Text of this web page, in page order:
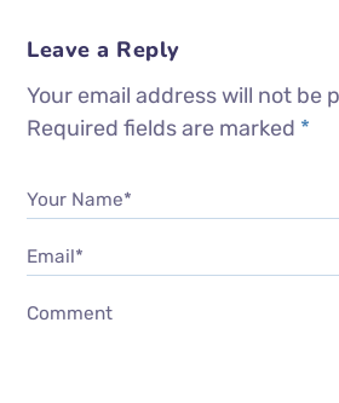
Leave a Reply
Your email address will not be
Required fields are marked *
Your Name*
Email*
Comment